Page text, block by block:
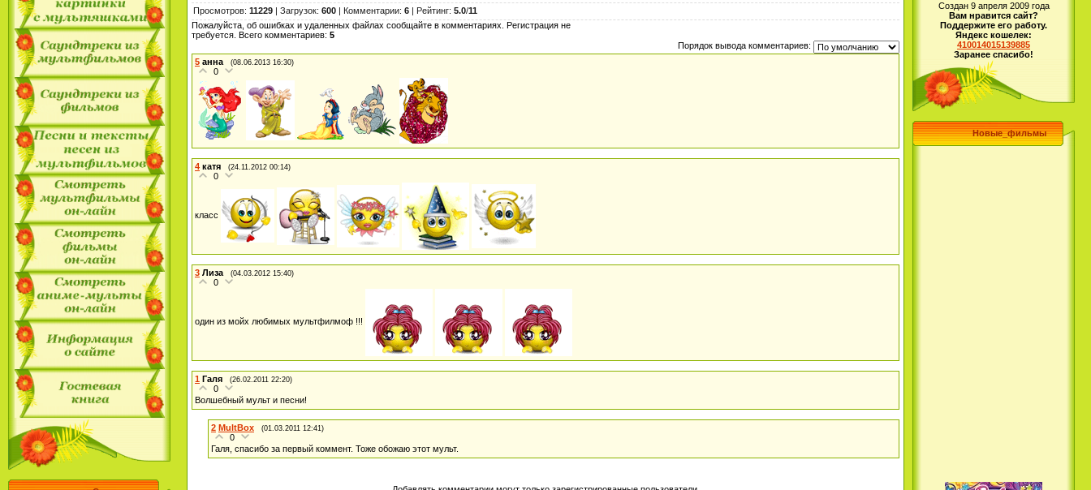
Просмотров: 11229 | Загрузок: 600 | Комментарии: 6 | Рейтинг: 5.0/11
Пожалуйста, об ошибках и удаленных файлах сообщайте в комментариях. Регистрация не
требуется. Всего комментариев: 5
Порядок вывода комментариев:
5 анна (08.06.2013 16:30)
0
4 катя (24.11.2012 00:14)
0
класс
3 Лиза (04.03.2012 15:40)
0
один из мойх любимых мультфилмоф !!!
1 Галя (26.02.2011 22:20)
0
Волшебный мульт и песни!
2 MultBox (01.03.2011 12:41)
0
Галя, спасибо за первый коммент. Тоже обожаю этот мульт.
Создан 9 апреля 2009 года
Вам нравится сайт?
Поддержите его работу.
Яндекс кошелек:
410014015139885
Заранее спасибо!
Новые_фильмы